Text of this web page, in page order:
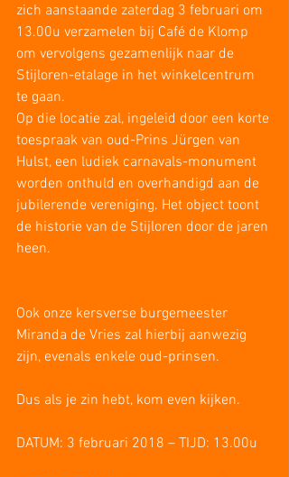
zich aanstaande zaterdag 3 februari om
13.00u verzamelen bij Café de Klomp
om vervolgens gezamenlijk naar de
Stijloren-etalage in het winkelcentrum
te gaan.
Op die locatie zal, ingeleid door een korte
toespraak van oud-Prins Jürgen van
Hulst, een ludiek carnavals-monument
worden onthuld en overhandigd aan de
jubilerende vereniging. Het object toont
de historie van de Stijloren door de jaren
heen.
Ook onze kersverse burgemeester
Miranda de Vries zal hierbij aanwezig
zijn, evenals enkele oud-prinsen.
Dus als je zin hebt, kom even kijken.
DATUM: 3 februari 2018 – TIJD: 13.00u